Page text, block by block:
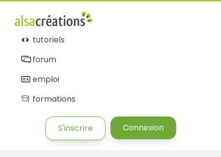
tutoriels
forum
emploi
formations
S'inscrire Connexion